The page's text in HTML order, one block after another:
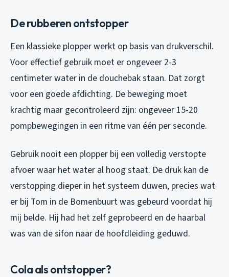
De rubberen ontstopper
Een klassieke plopper werkt op basis van drukverschil.
Voor effectief gebruik moet er ongeveer 2-3
centimeter water in de douchebak staan. Dat zorgt
voor een goede afdichting. De beweging moet
krachtig maar gecontroleerd zijn: ongeveer 15-20
pompbewegingen in een ritme van één per seconde.
Gebruik nooit een plopper bij een volledig verstopte
afvoer waar het water al hoog staat. De druk kan de
verstopping dieper in het systeem duwen, precies wat
er bij Tom in de Bomenbuurt was gebeurd voordat hij
mij belde. Hij had het zelf geprobeerd en de haarbal
was van de sifon naar de hoofdleiding geduwd.
Cola als ontstopper?